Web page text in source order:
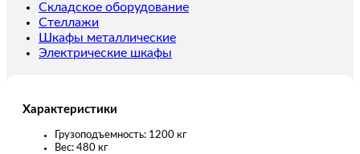
Складское оборудование
Стеллажи
Шкафы металлические
Электрические шкафы
Характеристики
Грузоподъемность: 1200 кг
Вес: 480 кг